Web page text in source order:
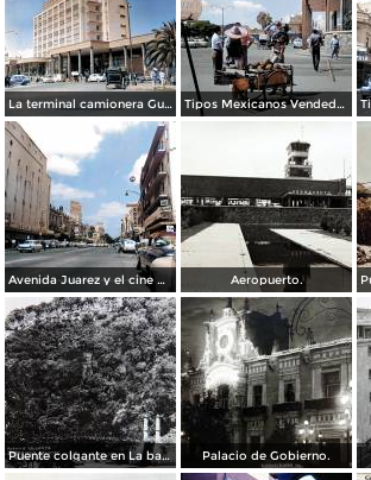
La terminal camionera Guadalajara, Jalisco 1961 Tipos Mexicanos Vendedor de cocos junto a La terminal camionera Guadalajara, Jalisco 1961
Avenida Juarez y el cine Variedades Guadalajara, Jalisco 1961 Aeropuerto.
Puente colgante en La barranca de Oblatos. Palacio de Gobierno.